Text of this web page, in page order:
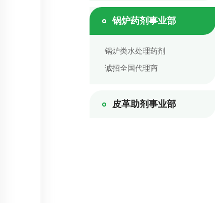
锅炉药剂事业部
锅炉类水处理药剂
诚招全国代理商
皮革助剂事业部